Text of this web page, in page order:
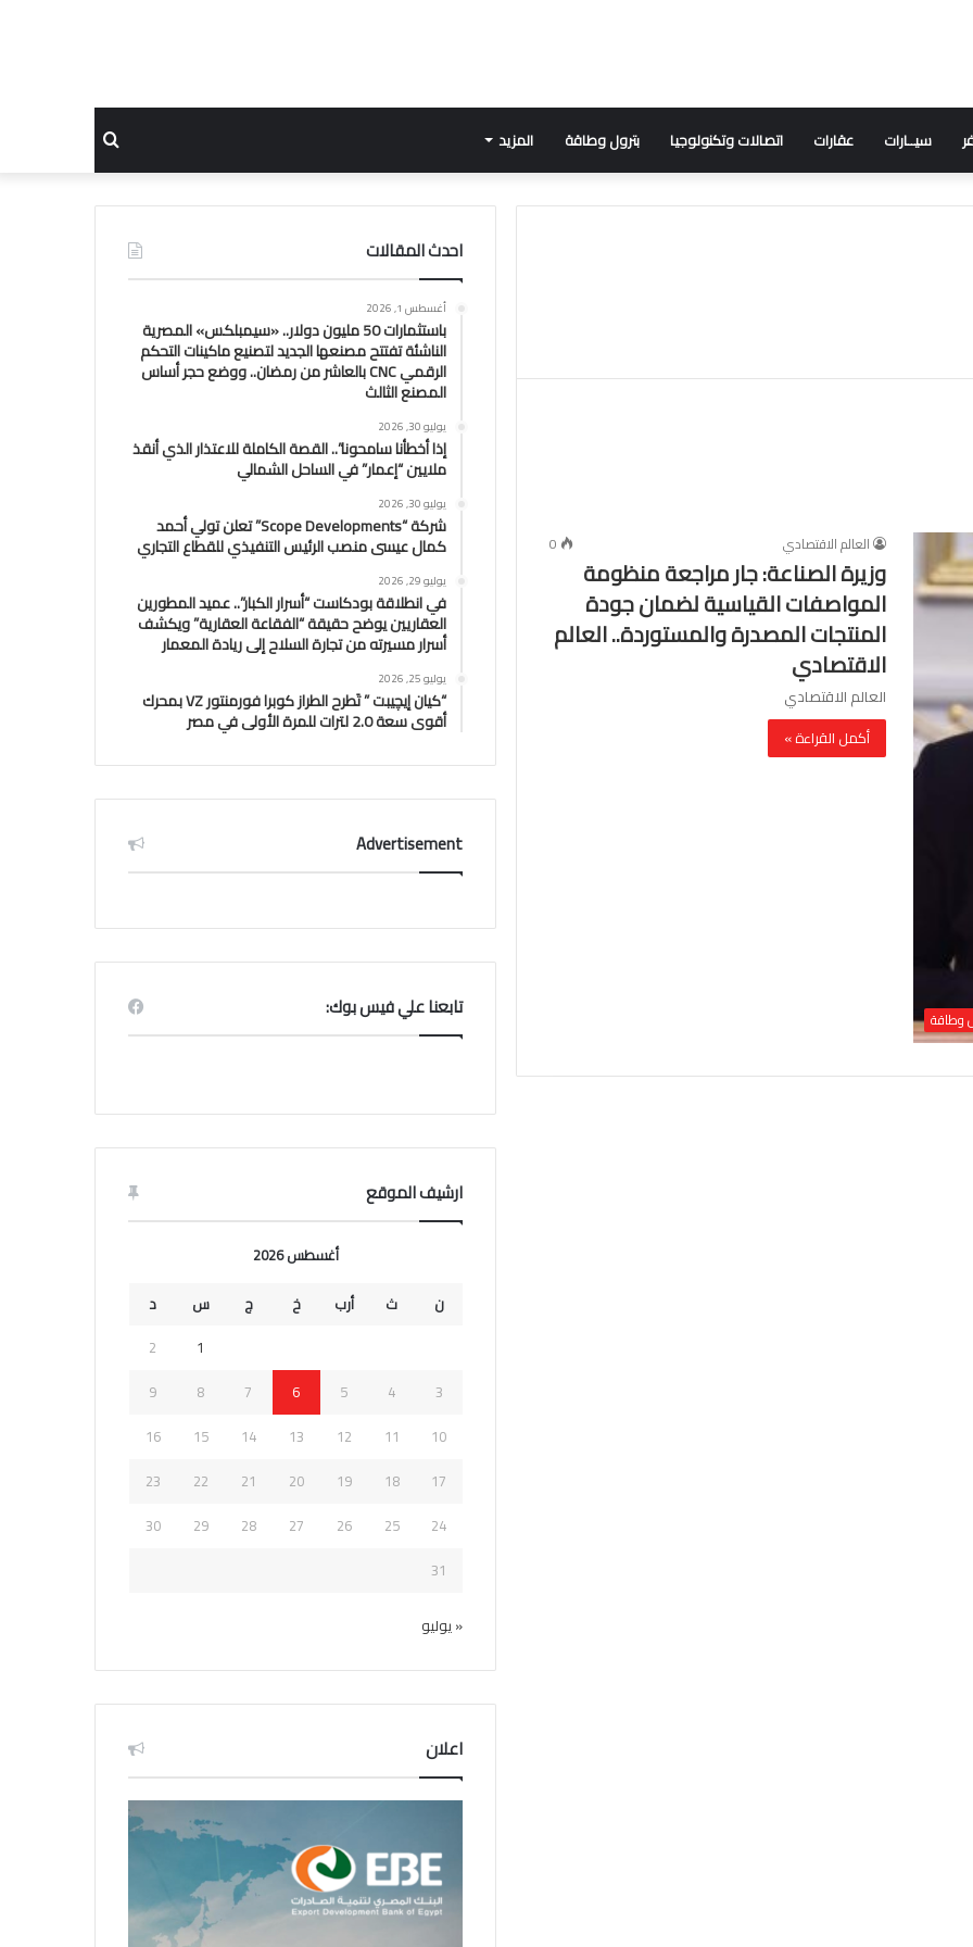
سيــارات عقارات اتصالات وتكنولوجيا بترول وطاقة المزيد
عن
وطاقة
العالم الاقتصادي 0
وزيرة الصناعة: جار مراجعة منظومة
المواصفات القياسية لضمان جودة
المنتجات المصدرة والمستوردة.. العالم
الاقتصادي
العالم الاقتصادي
أكمل القراءة »
احدث المقالات
أغسطس 1, 2026
باستثمارات 50 مليون دولار.. «سيمبلكس» المصرية
الناشئة تفتتح مصنعها الجديد لتصنيع ماكينات التحكم
الرقمي CNC بالعاشر من رمضان.. ووضع حجر أساس
المصنع الثالث
يوليو 30, 2026
إذا أخطأنا سامحونا”.. القصة الكاملة للاعتذار الذي أنقذ
ملايين “إعمار” في الساحل الشمالي
يوليو 30, 2026
شركة “Scope Developments” تعلن تولي أحمد
كمال عيسى منصب الرئيس التنفيذي للقطاع التجاري
يوليو 29, 2026
في انطلاقة بودكاست “أسرار الكبار”.. عميد المطورين
العقاريين يوضح حقيقة “الفقاعة العقارية” ويكشف
أسرار مسيرته من تجارة السلاح إلى ريادة المعمار
يوليو 25, 2026
“كيان إيچيبت ” تَطرح الطراز كوبرا فورمنتور VZ بمحرك
أقوى سعة 2.0 لترات للمرة الأولى في مصر
Advertisement
تابعنا علي فيس بوك:
ارشيف الموقع
أغسطس 2026
ن
ث أرب خ ج س
د
1
2
3
4
5
6
7
8
9
10
11
12
13
14
15
16
17
18
19
20
21
22
23
24
25
26
27
28
29
30
31
« يوليو
اعلان